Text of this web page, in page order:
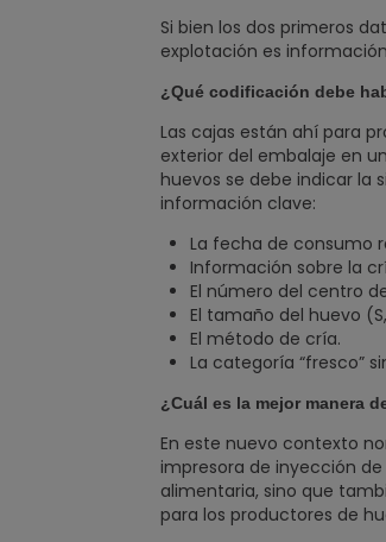
Si bien los dos primeros
explotación es
¿Qué codificación debe
Las cajas están ahí para
exterior del embalaje en
huevos se debe indicar
información clave:
La fecha de consumo
Información sobre la
El número del centro
El tamaño del huevo (S,
El método de cría.
La categoría “fresco”
¿Cuál es la mejor manera
En este nuevo contexto
impresora de inyección
alimentaria, sino que
para los productores de